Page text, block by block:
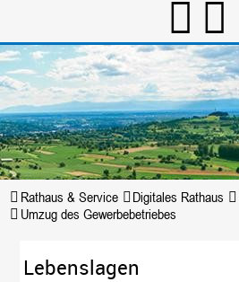
Rathaus & Service Digitales Rathaus
Umzug des Gewerbebetriebes
Lebenslagen